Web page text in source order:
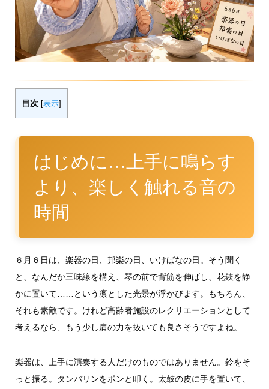
目次 表示]
はじめに…上手に鳴らす
より、楽しく触れる音の
時間
６月６日は、楽器の日、邦楽の日、いけばなの日。そう聞く
と、なんだか三味線を構え、琴の前で背筋を伸ばし、花鋏を静
かに置いて……という凛とした光景が浮かびます。もちろん、
それも素敵です。けれど高齢者施設のレクリエーションとして
考えるなら、もう少し肩の力を抜いても良さそうですよね。
楽器は、上手に演奏する人だけのものではありません。鈴をそ
っと振る。タンバリンをポンと叩く。太鼓の皮に手を置いて、